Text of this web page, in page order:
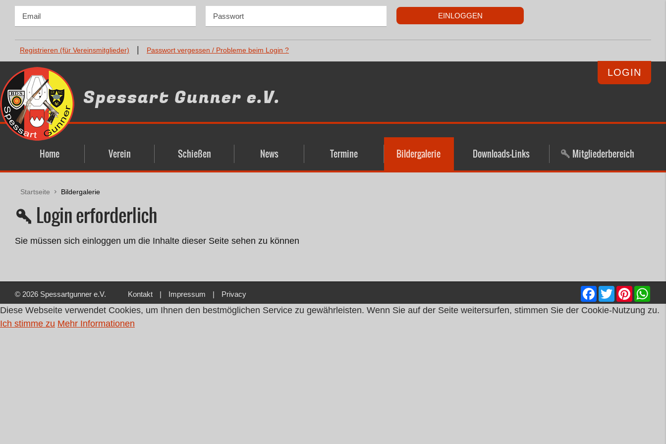
Registrieren (für Vereinsmitglieder) Passwort vergessen / Probleme beim Login ?
Spessart Gunner e.V.
LOGIN
Home Verein Schießen News Termine Bildergalerie Downloads-Links Mitgliederbereich
Startseite Bildergalerie
Login erforderlich
Sie müssen sich einloggen um die Inhalte dieser Seite sehen zu können
© 2026 Spessartgunner e.V. Kontakt | Impressum | Privacy
Facebook
TwitterPinterest
Diese Webseite verwendet Cookies, um Ihnen den bestmöglichen Service zu gewährleisten. Wenn Sie auf der Seite weitersurfen, stimmen Sie der Cookie-Nutzung zu.
Ich stimme zu Mehr Informationen